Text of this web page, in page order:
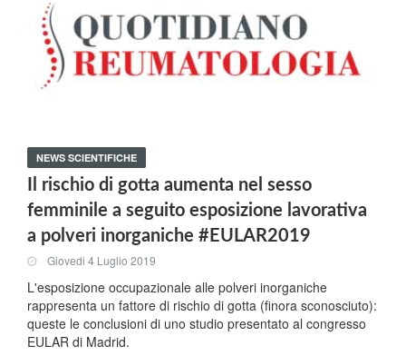
NEWS SCIENTIFICHE
Il rischio di gotta aumenta nel sesso
femminile a seguito esposizione lavorativa
a polveri inorganiche #EULAR2019
Giovedi 4 Luglio 2019
L'esposizione occupazionale alle polveri inorganiche
rappresenta un fattore di rischio di gotta (finora sconosciuto):
queste le conclusioni di uno studio presentato al congresso
EULAR di Madrid.